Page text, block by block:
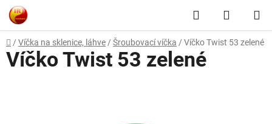
Přejít
na
obsah
Hledat
KOŠÍK
Domů
/ Víčka na sklenice, láhve / Šroubovací víčka / Víčko Twist 53 zelené
Víčko Twist 53 zelené